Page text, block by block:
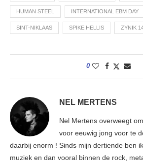
HUMAN STEEL INTERNATIONAL EBM DAY
SINT-NIKLAAS SPIKE HELLIS ZYNIK
0
NEL MERTENS
Nel Mertens overweegt
voor eeuwig jong voor te
daarbij enorm ! Sinds mijn dertiende ben
muziek en dan vooral binnen de rock,